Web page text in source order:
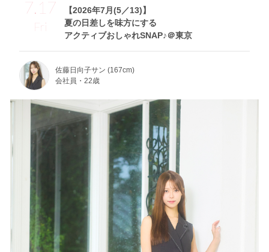
7.17
Fri
【2026年7月(5／13)】
夏の日差しを味方にする
アクティブおしゃれSNAP♪＠東京
佐藤日向子サン (167cm)
会社員・22歳